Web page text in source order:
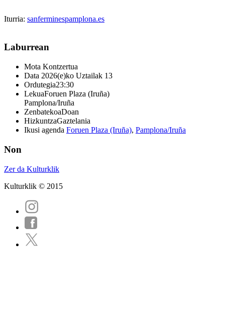
Iturria: sanferminespamplona.es
Laburrean
Mota Kontzertua
Data 2026(e)ko Uztailak 13
Ordutegia23:30
LekuaForuen Plaza (Iruña)
Pamplona/Iruña
ZenbatekoaDoan
HizkuntzaGaztelania
Ikusi agenda Foruen Plaza (Iruña), Pamplona/Iruña
Non
Zer da Kulturklik
Kulturklik © 2015